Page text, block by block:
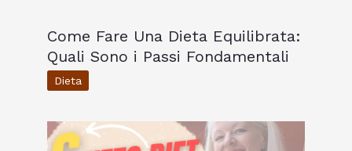
Come Fare Una Dieta Equilibrata:
Quali Sono i Passi Fondamentali
Dieta